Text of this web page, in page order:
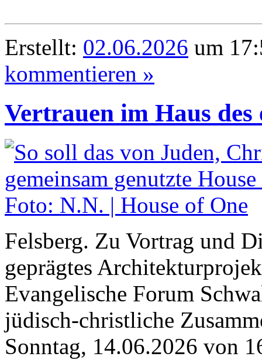
Erstellt: 02.06.2026 um
kommentieren »
Vertrauen im Haus des
Felsberg. Zu Vortrag und
geprägtes
Evangelische Forum
jüdisch-christliche
Sonntag, 14.06.2026 von